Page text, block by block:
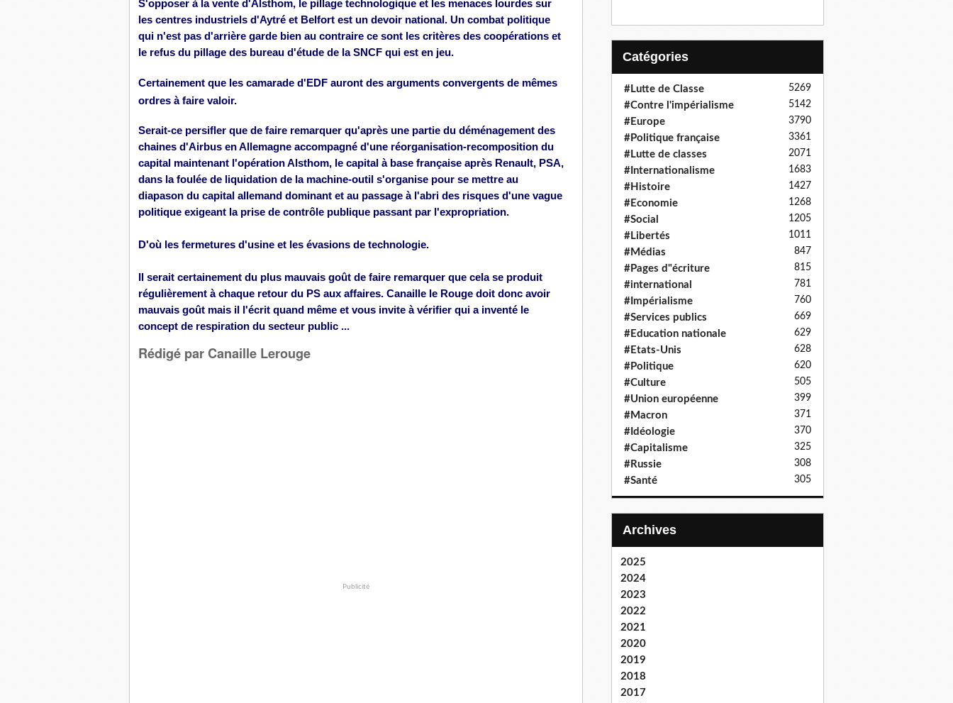
S'opposer à la vente d'Alsthom, le pillage technologique et les menaces lourdes sur
les centres industriels d'Aytré et Belfort est un devoir national. Un combat politique
qui n'est pas d'arrière garde bien au contraire ce sont les critères des coopérations et
le refus du pillage des bureau d'étude de la SNCF qui est en jeu.
Certainement que les camarade d'EDF auront des arguments convergents de mêmes
ordres à faire valoir.
Serait-ce persifler que de faire remarquer qu'après une partie du déménagement des
chaines d'Airbus en Allemagne accompagné d'une réorganisation-recomposition du
capital maintenant l'opération Alsthom, le capital à base française après Renault, PSA,
dans la foulée de liquidation de la machine-outil s'organise pour se mettre au
diapason du capital allemand dominant et au passage à l'abri des risques d'une vague
politique exigeant la prise de contrôle publique passant par l'expropriation.
D'où les fermetures d'usine et les évasions de technologie.
Il serait certainement du plus mauvais goût de faire remarquer que cela se produit
régulièrement à chaque retour du PS aux affaires. Canaille le Rouge doit donc avoir
mauvais goût mais il l'écrit quand même et vous invite à vérifier qui a inventé le
concept de respiration du secteur public ...
Rédigé par Canaille Lerouge
Publicité
Catégories
#Lutte de Classe 5269
#Contre l'impérialisme 5142
#Europe 3790
#Politique française 3361
#Lutte de classes 2071
#Internationalisme 1683
#Histoire 1427
#Economie 1268
#Social 1205
#Libertés 1011
#Médias 847
#Pages d"écriture 815
#international 781
#Impérialisme 760
#Services publics 669
#Education nationale 629
#Etats-Unis 628
#Politique 620
#Culture 505
#Union européenne 399
#Macron 371
#Idéologie 370
#Capitalisme 325
#Russie 308
#Santé 305
Archives
2025
2024
2023
2022
2021
2020
2019
2018
2017